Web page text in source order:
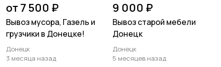
от 7 500 ₽
Вывоз мусора, Газель и
грузчики в Донецке!
Донецк
3 месяца назад
9 000 ₽
Вывоз старой мебели
Донецк
Донецк
5 месяцев назад